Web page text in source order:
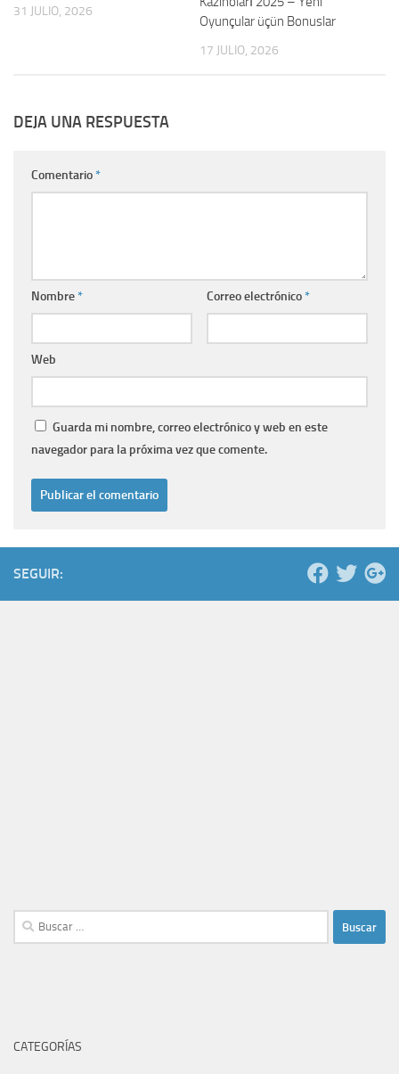
31 JULIO, 2026
Oyunçular üçün Bonuslar
17 JULIO, 2026
DEJA UNA RESPUESTA
Comentario*
Nombre* Correo electrónico*
Web
Guarda mi nombre, correo electrónico y web en este
navegador para la próxima vez que comente.
SEGUIR:
Buscar:
CATEGORÍAS